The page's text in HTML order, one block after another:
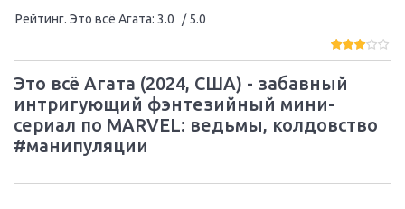
Рейтинг. Это всё Агата: 3.0 / 5.0
Это всё Агата (2024, США) - забавный
интригующий фэнтезийный мини-
сериал по MARVEL: ведьмы, колдовство
#манипуляции